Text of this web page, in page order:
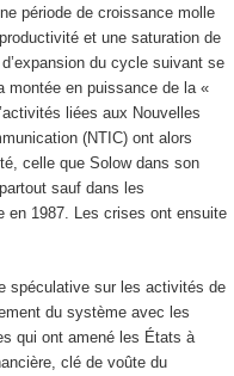
période de croissance molle
et une saturation de
du cycle suivant se
montée en puissance de la «
liées aux Nouvelles
(NTIC) ont alors
celle que Solow dans son
sauf dans les
en 1987. Les crises ont ensuite
spéculative sur les activités de
du système avec les
qui ont amené les États à
clé de voûte du